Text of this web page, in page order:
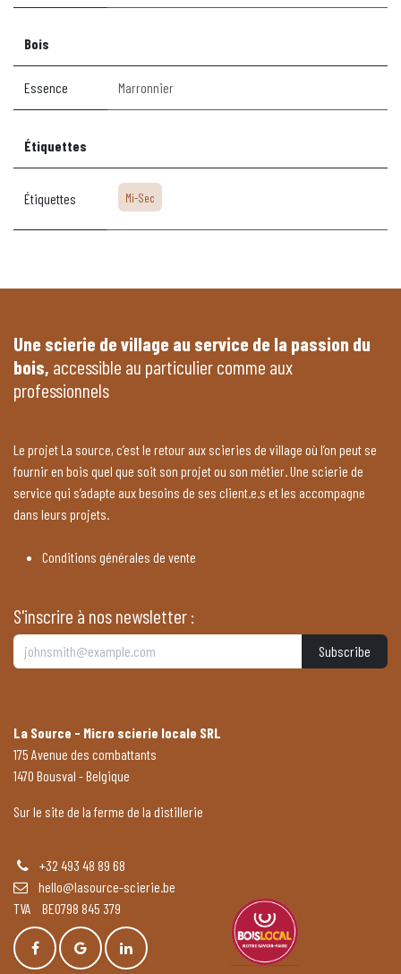
Bois
Essence Marronnier
Étiquettes
Étiquettes Mi-Sec
Une scierie de village au service de la passion du
bois, accessible au particulier comme aux
professionnels
Le projet La source, c’est le retour aux scieries de village où l’on peut se
fournir en bois quel que soit son projet ou son métier. Une scierie de
service qui s’adapte aux besoins de ses client.e.s et les accompagne
dans leurs projets.
Conditions générales de vente
S'inscrire à nos newsletter :
Subscribe
La Source - Micro scierie locale SRL
175 Avenue des combattants
1470 Bousval - Belgique
Sur le site de la ferme de la distillerie
+32 493 48 89 68
hello@lasource-scierie.be
TVA BE0798 845 379